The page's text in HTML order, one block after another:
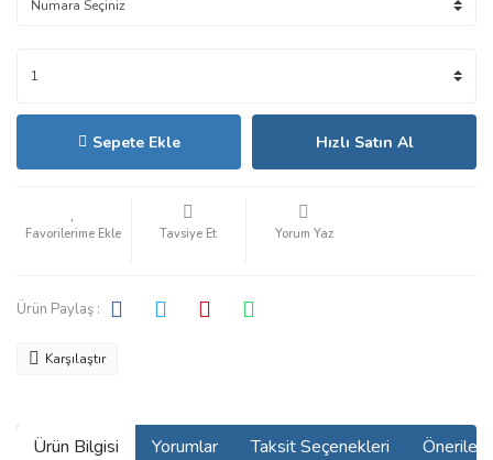
Sepete Ekle Hızlı Satın Al
Tavsiye Et Yorum Yaz
Ürün Paylaş :
Karşılaştır
Ürün Bilgisi Yorumlar Taksit Seçenekleri